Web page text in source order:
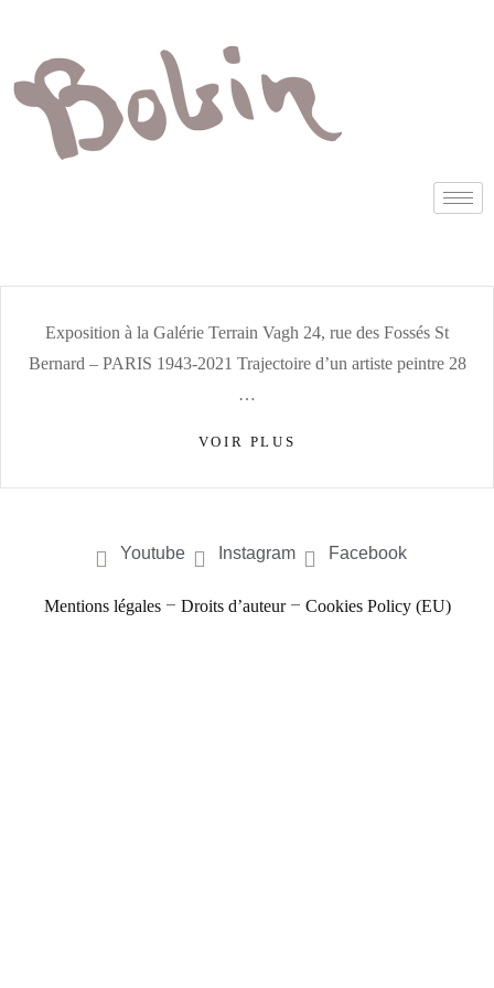
Exposition à la Galérie Terrain Vagh 24, rue des Fossés St
Bernard – PARIS 1943-2021 Trajectoire d’un artiste peintre 28
…
VOIR PLUS
Youtube Instagram Facebook
Mentions légales– Droits d’auteur– Cookies Policy (EU)